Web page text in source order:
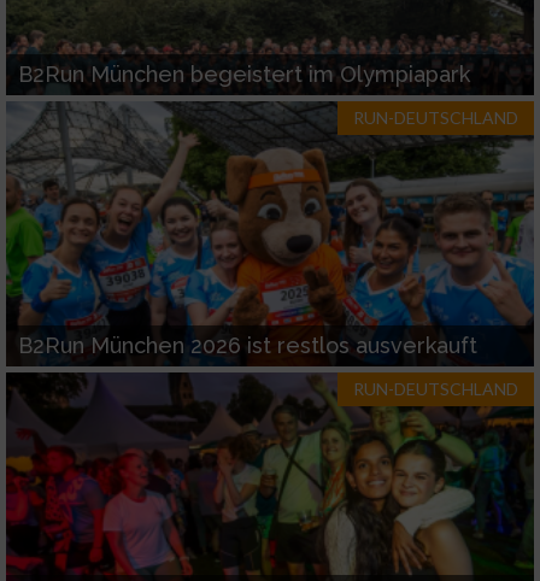
B2Run München begeistert im Olympiapark
RUN-DEUTSCHLAND
B2Run München 2026 ist restlos ausverkauft
RUN-DEUTSCHLAND
Funktional
Werbung